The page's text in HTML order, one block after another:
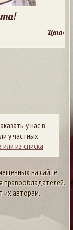
Цена:
у нас в
у частных
из списка
на сайте
правообладателей.
их авторам.